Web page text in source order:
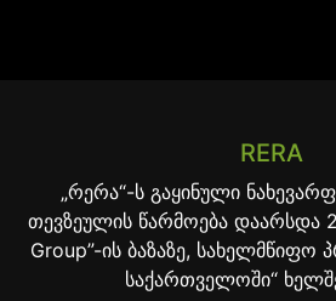
RERA
„რერა“-ს გაყინული
თევზეულის წარმოება დაარსდა
Group”-ის ბაზაზე, სახელმწიფო
საქართველოში“